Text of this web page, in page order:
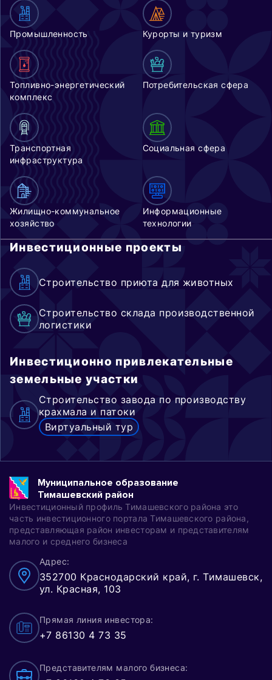
Промышленность Курорты и туризм
Топливно-энергетический
комплекс
Потребительская сфера
Транспортная
инфраструктура
Социальная сфера
Жилищно-коммунальное
хозяйство
Информационные
технологии
Инвестиционные проекты
Строительство приюта для животных
Строительство склада производственной
логистики
Инвестиционно привлекательные
земельные участки
Строительство завода по производству
крахмала и патоки
Виртуальный тур
Муниципальное образование
Тимашевский район
Инвестиционный профиль Тимашевского района это
часть инвестиционного портала Тимашевского района,
представляющая район инвесторам и представителям
малого и среднего бизнеса
Адрес:
352700 Краснодарский край, г. Тимашевск,
ул. Красная, 103
Прямая линия инвестора:
+7 86130 4 73 35
Представителям малого бизнеса: